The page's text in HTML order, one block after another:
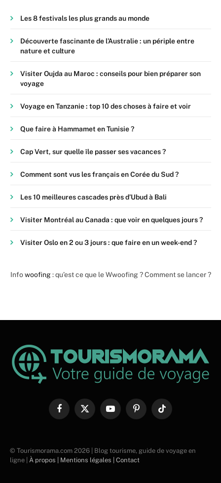
Les 8 festivals les plus grands au monde
Découverte fascinante de l’Australie : un périple entre
nature et culture
Visiter Oujda au Maroc : conseils pour bien préparer son
voyage
Voyage en Tanzanie : top 10 des choses à faire et voir
Que faire à Hammamet en Tunisie ?
Cap Vert, sur quelle île passer ses vacances ?
Comment sont vus les français en Corée du Sud ?
Les 10 meilleures cascades près d’Ubud à Bali
Visiter Montréal au Canada : que voir en quelques jours ?
Visiter Oslo en 2 ou 3 jours : que faire en un week-end ?
Infowoofing: qu’est ce que le Wwoofing ? Comment se lancer ?
FacebookX
YouTubePinterestTikTok
© Tourismorama.com 2026 | Blog tourisme, guide de voyage en
ligne | À propos | Mentions légales | Contact